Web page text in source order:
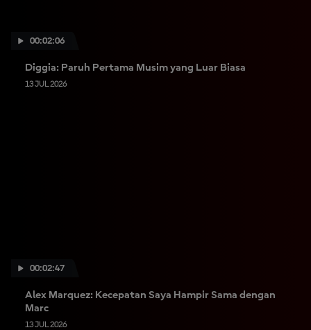
00:02:06
Diggia: Paruh Pertama Musim yang Luar Biasa
13 JUL 2026
00:02:47
Alex Marquez: Kecepatan Saya Hampir Sama dengan
Marc
13 JUL 2026